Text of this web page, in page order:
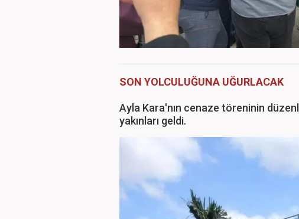
SON YOLCULUĞUNA UĞURLACAK
Ayla Kara'nın cenaze töreninin
yakınları geldi.